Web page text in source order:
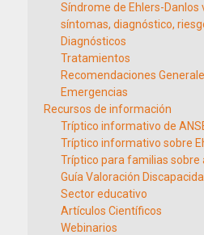
Síndrome de Ehlers-Danlos
síntomas, diagnóstico,
Diagnósticos
Tratamientos
Recomendaciones
Emergencias
Recursos de información
Tríptico informativo de
Tríptico informativo sobre
Tríptico para familias sobre
Guía Valoración
Sector educativo
Artículos Científicos
Webinarios